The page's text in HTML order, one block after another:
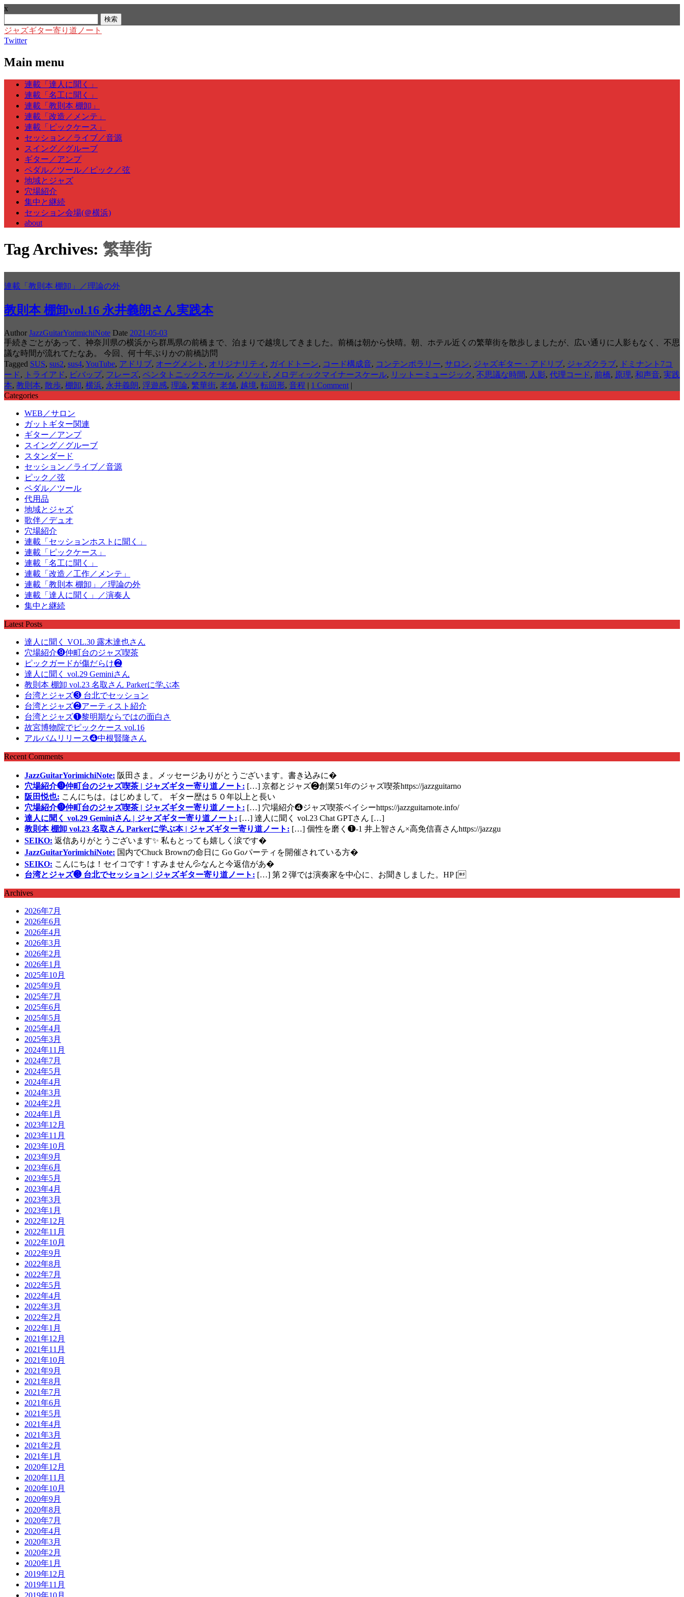
x
索:
ジャズギター寄り道ノート
Twitter
Main menu
Skip
content
連載「達人に聞く」
連載「名工に聞く」
連載「教則本 棚卸」
連載「改造／メンテ」
連載「ピックケース」
セッション／ライブ／音源
スイング／グルーブ
ギター／アンプ
ペダル／ツール／ピック／弦
地域とジャズ
穴場紹介
集中と継続
セッション会場(＠横浜)
about
Tag Archives: 繁華街
連載「教則本 棚卸」／理論の外
教則本 棚卸vol.16 永井義朗さん実践本
Author JazzGuitarYorimichiNote Date 2021-05-03
手続きごとがあって、神奈川県の横浜から群馬県の前橋まで、泊まりで越境してきました。前橋は朝から快晴。朝、ホテル近くの繁華街を散歩しましたが、広い通りに人影もなく、不思
議な時間が流れてたなあ。 今回、何十年ぶりかの前橋訪問
Tagged SUS, sus2, sus4, YouTube, アドリブ, オーグメント , オリジナリティ , ガイドトーン, コード構成音, コンテンポラリー, サロン, ジャズギター・アドリブ, ジャズクラブ,
ドミナント7コ
ード, トライアド, ビバップ, フレーズ, ペンタトニックスケール, メソッド, メロディックマイナースケール, リットーミュージック , 不思議な時間, 人影, 代理コード, 前橋, 原理, 和声音, 実践
本, 教則本, 散歩, 棚卸, 横浜, 永井義朗, 浮遊感, 理論, 繁華街, 老舗, 越境, 転回形, 音程 | 1 Comment |
Categories
WEB／サロン
ガットギター関連
ギター／アンプ
スイング／グルーブ
スタンダード
セッション／ライブ／音源
ピック／弦
ペダル／ツール
代用品
地域とジャズ
歌伴／デュオ
穴場紹介
連載「セッションホストに聞く」
連載「ピックケース」
連載「名工に聞く」
連載「改造／工作／メンテ」
連載「教則本 棚卸」／理論の外
連載「達人に聞く」／演奏人
集中と継続
Latest Posts
達人に聞く VOL.30 露木達也さん
穴場紹介❾仲町台のジャズ喫茶
ピックガードが傷だらけ❷
達人に聞く vol.29 Geminiさん
教則本 棚卸 vol.23 名取さん Parkerに学ぶ本
台湾とジャズ❸ 台北でセッション
台湾とジャズ❷アーティスト紹介
台湾とジャズ❶黎明期ならではの面白さ
故宮博物院でピックケース vol.16
アルバムリリース❹中根賢隆さん
Recent Comments
JazzGuitarYorimichiNote: 阪田さま。メッセージありがとうございます。書き込みに�
穴場紹介❾仲町台のジャズ喫茶 | ジャズギター寄り道ノート: […] 京都とジャズ❷創業51年のジャズ喫茶https://jazzguitarno
阪田悦也: こんにちは。はじめまして。 ギター歴は５０年以上と長い
穴場紹介❾仲町台のジャズ喫茶 | ジャズギター寄り道ノート: […] 穴場紹介❹ジャズ喫茶ベイシーhttps://jazzguitarnote.info/
達人に聞く vol.29 Geminiさん | ジャズギター寄り道ノート: […] 達人に聞く vol.23 Chat GPTさん […]
教則本 棚卸 vol.23 名取さん Parkerに学ぶ本 | ジャズギター寄り道ノート: […] 個性を磨く❶-1 井上智さん×高免信喜さんhttps://jazzgu
SEIKO: 返信ありがとうございます✨ 私もとっても嬉しく涙です�
JazzGuitarYorimichiNote: 国内でChuck Brownの命日に Go Goパーティを開催されている方�
SEIKO: こんにちは！セイコです！すみません💦なんと今返信があ�
台湾とジャズ❸ 台北でセッション | ジャズギター寄り道ノート: […] 第２弾では演奏家を中心に、お聞きしました。HP [
Archives
2026年7月
2026年6月
2026年4月
2026年3月
2026年2月
2026年1月
2025年10月
2025年9月
2025年7月
2025年6月
2025年5月
2025年4月
2025年3月
2024年11月
2024年7月
2024年5月
2024年4月
2024年3月
2024年2月
2024年1月
2023年12月
2023年11月
2023年10月
2023年9月
2023年6月
2023年5月
2023年4月
2023年3月
2023年1月
2022年12月
2022年11月
2022年10月
2022年9月
2022年8月
2022年7月
2022年5月
2022年4月
2022年3月
2022年2月
2022年1月
2021年12月
2021年11月
2021年10月
2021年9月
2021年8月
2021年7月
2021年6月
2021年5月
2021年4月
2021年3月
2021年2月
2021年1月
2020年12月
2020年11月
2020年10月
2020年9月
2020年8月
2020年7月
2020年4月
2020年3月
2020年2月
2020年1月
2019年12月
2019年11月
2019年10月